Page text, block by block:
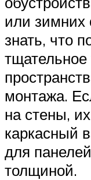
или зимних
знать, что
монтажа.
на стены,
каркасный
для
толщиной.